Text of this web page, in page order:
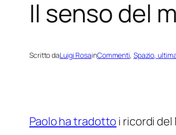
Il senso del
Scritto daLuigi RosainCommenti, Spazio,
Paolo ha tradotto i ricordi del